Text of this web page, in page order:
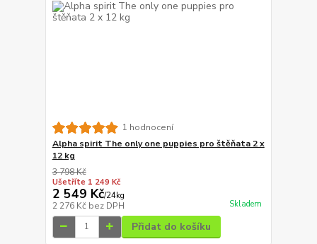
1 hodnocení
Alpha spirit The only one puppies pro štěňata 2 x
12 kg
3 798 Kč
Ušetříte 1 249 Kč
2 549 Kč/24kg
2 276 Kč bez DPH Skladem
Přidat do košíku